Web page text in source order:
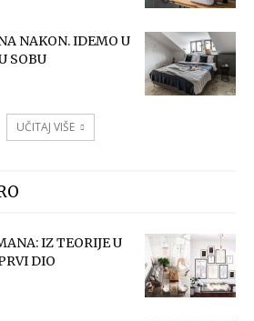
NAKON. IDEMO U
SOBU
UČITAJ VIŠE
IZ TEORIJE U
DIO